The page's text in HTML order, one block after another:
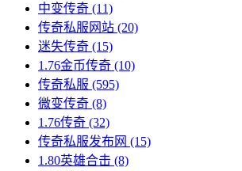
中变传奇 (11)
传奇私服网站 (20)
迷失传奇 (15)
1.76金币传奇 (10)
传奇私服 (595)
微变传奇 (8)
1.76传奇 (32)
传奇私服发布网 (15)
1.80英雄合击 (8)